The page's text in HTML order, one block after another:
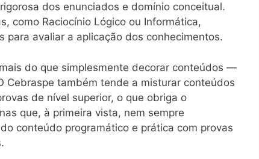
dos enunciados e domínio conceitual.
como Raciocínio Lógico ou Informática,
para avaliar a aplicação dos conhecimentos.
do que simplesmente decorar conteúdos —
Cebraspe também tende a misturar conteúdos
de nível superior, o que obriga o
que, à primeira vista, nem sempre
conteúdo programático e prática com provas